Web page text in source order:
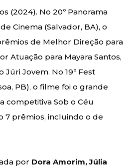
(2024). No 20º Panorama
Cinema (Salvador, BA), o
de Melhor Direção para
Atuação para Mayara Santos,
Jovem. No 19º Fest
PB), o filme foi o grande
competitiva Sob o Céu
7 prêmios, incluindo o de
por Dora Amorim, Júlia